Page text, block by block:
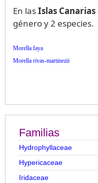
En lasIslas Canarias
género y 2 especies.
Morella faya
Morella rivas-martinezii
Familias
Hydrophyllaceae
Hypericaceae
Iridaceae